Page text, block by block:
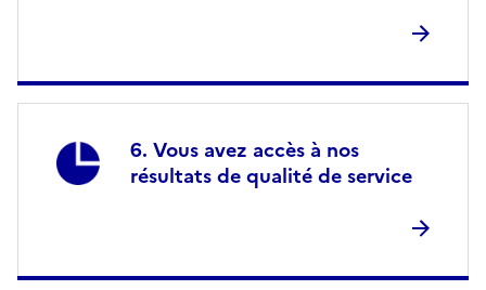
Vous avez accès à nos
résultats de qualité de service